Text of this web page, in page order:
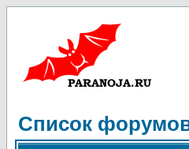
Список